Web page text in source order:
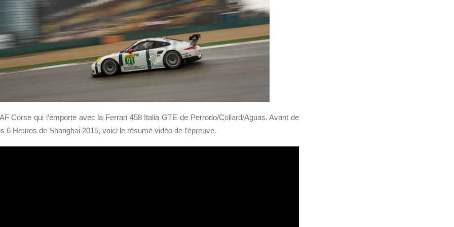
Corse qui l’emporte avec la Ferrari 458 Italia GTE de Perrodo/Collard/Aguas. Avant de
6 Heures de Shanghai 2015, voici le résumé vidéo de l’épreuve.